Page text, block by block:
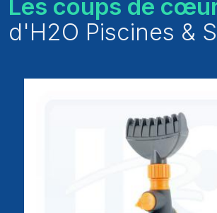
Les coups de
d'H2O Piscines &